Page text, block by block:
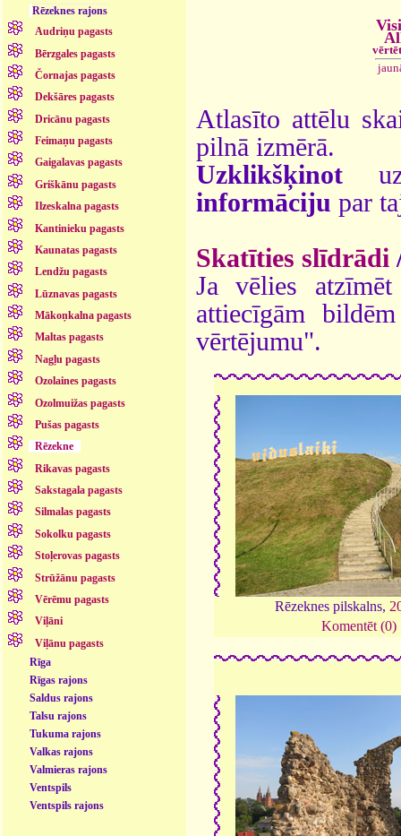
Rēzeknes rajons
Audriņu pagasts
Bērzgales pagasts
Čornajas pagasts
Dekšāres pagasts
Dricānu pagasts
Feimaņu pagasts
Gaigalavas pagasts
Griškānu pagasts
Ilzeskalna pagasts
Kantinieku pagasts
Kaunatas pagasts
Lendžu pagasts
Lūznavas pagasts
Mākoņkalna pagasts
Maltas pagasts
Nagļu pagasts
Ozolaines pagasts
Ozolmuižas pagasts
Pušas pagasts
Rēzekne
Rikavas pagasts
Sakstagala pagasts
Silmalas pagasts
Sokolku pagasts
Stoļerovas pagasts
Strūžānu pagasts
Vērēmu pagasts
Viļāni
Viļānu pagasts
Rīga
Rīgas rajons
Saldus rajons
Talsu rajons
Tukuma rajons
Valkas rajons
Valmieras rajons
Ventspils
Ventspils rajons
Atlasīto attēlu
pilnā izmērā.
Uzklikšķinot
informāciju par
Skatīties slīdrādi
Ja vēlies
attiecīgām
vērtējumu".
Rēzeknes pilskalns,
Komentēt (0)